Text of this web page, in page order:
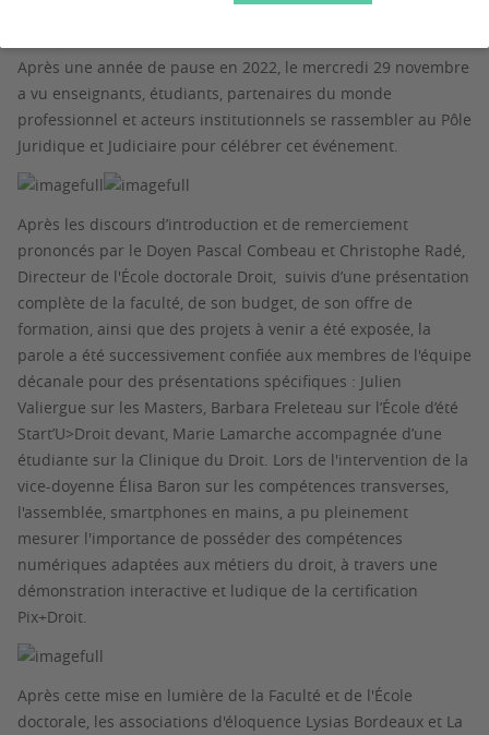
Après une année de pause en 2022, le mercredi 29 novembre
a vu enseignants, étudiants, partenaires du monde
professionnel et acteurs institutionnels se rassembler au Pôle
Juridique et Judiciaire pour célébrer cet événement.
Après les discours d’introduction et de remerciement
prononcés par le Doyen Pascal Combeau et Christophe Radé,
Directeur de l'École doctorale Droit, suivis d’une présentation
complète de la faculté, de son budget, de son offre de
formation, ainsi que des projets à venir a été exposée, la
parole a été successivement confiée aux membres de l'équipe
décanale pour des présentations spécifiques : Julien
Valiergue sur les Masters, Barbara Freleteau sur l’École d’été
Start’U>Droit devant, Marie Lamarche accompagnée d’une
étudiante sur la Clinique du Droit. Lors de l'intervention de la
vice-doyenne Élisa Baron sur les compétences transverses,
l'assemblée, smartphones en mains, a pu pleinement
mesurer l'importance de posséder des compétences
numériques adaptées aux métiers du droit, à travers une
démonstration interactive et ludique de la certification
Pix+Droit.
Après cette mise en lumière de la Faculté et de l'École
doctorale, les associations d'éloquence Lysias Bordeaux et La